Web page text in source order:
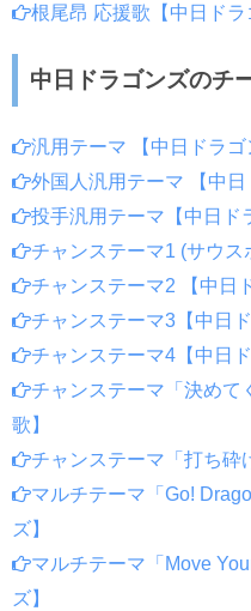
根尾昂 応援歌【中日ドラ
中日ドラゴンズのチ
汎用テーマ 【中日ドラゴ
外国人汎用テーマ 【中日
投手汎用テーマ【中日ド
チャンステーマ1 (サウス
チャンステーマ2 【中日
チャンステーマ3【中日
チャンステーマ4【中日
チャンステーマ「決めて
歌】
チャンステーマ「打ち砕
マルチテーマ「Go!
ズ】
マルチテーマ「Move
ズ】